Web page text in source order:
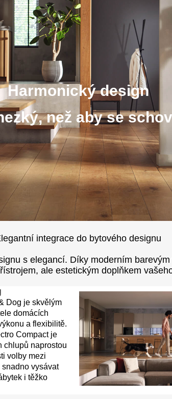
Harmonický design
než aby se
integrace do bytového designu
s elegancí. Díky moderním
ale estetickým doplňkem
Dog je skvělým
domácích
a flexibilitě.
Compact je
chlupů naprostou
volby mezi
vysávat
i těžko